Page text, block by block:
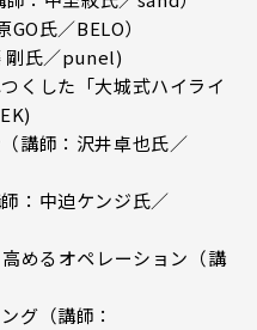
氏／BELO）
剛氏／punel)
くした「大城式ハイライ
講師：沢井卓也氏／
：中迫ケンジ氏／
めるオペレーション（講
グ（講師：